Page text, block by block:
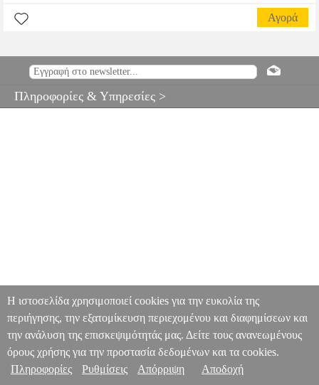
Αγορά
Πληροφορίες & Υπηρεσίες >
Η ιστοσελίδα χρησιμοποιεί cookies για την ευκολία της
περιήγησης, την εξατομίκευση περιεχομένου και διαφημίσεων και
την ανάλυση της επισκεψιμότητάς μας. Δείτε τους ανανεωμένους
όρους χρήσης για την προστασία δεδομένων και τα cookies.
Πληροφορίες
Ρυθμίσεις Απόρριψη Αποδοχή